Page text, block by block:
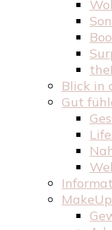
Blick in
Gut